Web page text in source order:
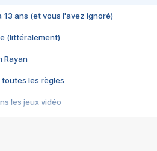
13 ans (et vous l'avez ignoré)
(littéralement)
Rayan
toutes les règles
les jeux vidéo